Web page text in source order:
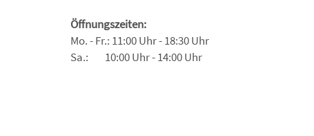
Öffnungszeiten:
Mo. - Fr.: 11:00 Uhr - 18:30 Uhr
Sa.: 10:00 Uhr - 14:00 Uhr